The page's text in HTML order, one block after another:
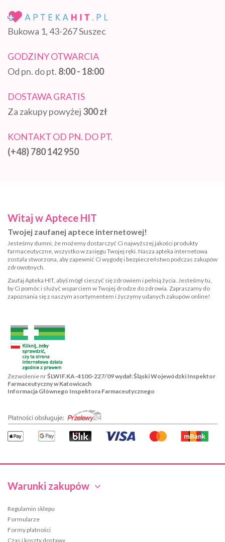
Bukowa 1, 43-267 Suszec
GODZINY OTWARCIA
Od pn. do pt. 8:00 - 18:00
DOSTAWA GRATIS
Za zakupy powyżej 300 zł
KONTAKT OD PN. DO PT.
(+48) 780 142 950
Warunki zakupów
Regulamin sklepu
Formularze
Formy płatności
Czas i koszty dostawy
Witaj w Aptece HIT
Twojej zaufanej aptece internetowej!
Jesteśmy dumni, że możemy dostarczyć Ci najwyższej jakości produkty
farmaceutyczne, wszystko w zasięgu Twojej ręki. Nasza apteka internetowa
została stworzona, aby zapewnić Ci wygodę i bezpieczeństwo podczas zakupów
zdrowotnych.
Zaufaj Apteka HIT, abyś mógł cieszyć się zdrowiem i pełnią życia. Jesteśmy tu,
by Ci pomóc i służyć wsparciem w Twojej drodze do zdrowia. Zapraszamy do
zapoznania się z naszym asortymentem i życzymy udanych zakupów online!
Zezwolenie nrŚLWIF.KA-4100-227/09 wydał: Śląski Wojewódzki Inspektor
Farmaceutyczny w Katowicach
Informacja Głównego Inspektora Farmaceutycznego